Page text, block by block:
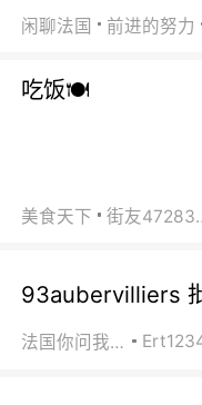
闲聊法国 前进的努力
吃饭🍽️
美食天下 街
93aubervilliers
法国你问我答